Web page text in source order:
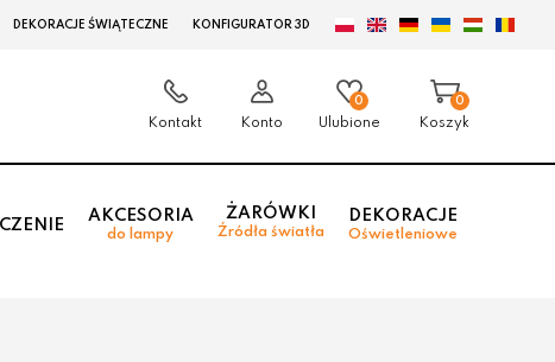
DEKORACJE ŚWIĄTECZNE KONFIGURATOR 3D
Kontakt Konto
0
Ulubione
0
Koszyk
AKCESORIA
do lampy
ŻARÓWKI
Źródła światła
DEKORACJE
Oświetleniowe